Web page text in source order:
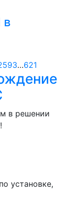
в
593…621
в решении
установке,